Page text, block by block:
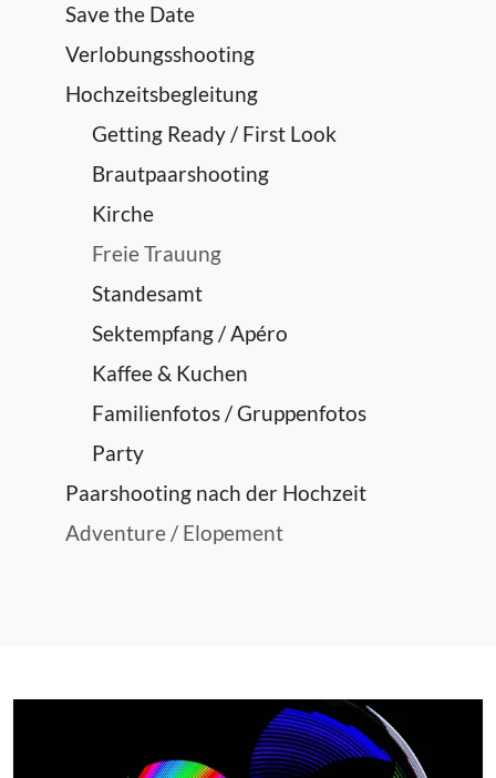
Save the Date
Verlobungsshooting
Hochzeitsbegleitung
Getting Ready / First Look
Brautpaarshooting
Kirche
Freie Trauung
Standesamt
Sektempfang / Apéro
Kaffee & Kuchen
Familienfotos / Gruppenfotos
Party
Paarshooting nach der Hochzeit
Adventure / Elopement